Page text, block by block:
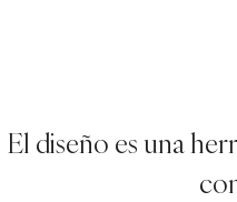
El diseño es una